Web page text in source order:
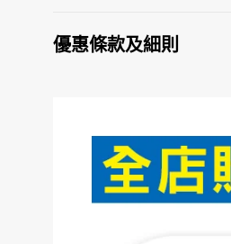
優惠條款及細則